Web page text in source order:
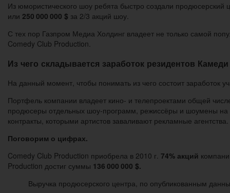
Из юмористического шоу ребята быстро создали
или 250 000 000 $ за 2/3 акций шоу.
С тех пор Газпром Медиа Холдинг владеет не только самой
Comedy Club Production.
Из чего складывается заработок резидентов
На данный момент, чтобы понимать из чего состоит заработок
Портфель компании владеет кино- и телепроектами общей
продюсеры отдельных шоу-программ, режиссёры и шоумены на
контракты, которыми артистов заваливают рекламные агентства.
Поговорим о цифрах.
Comedy Club Production приобрела в 2010 г. 74% акций
Production достиг суммы 136 000 000 $.
Выручка продюсерского центра, по опубликованным